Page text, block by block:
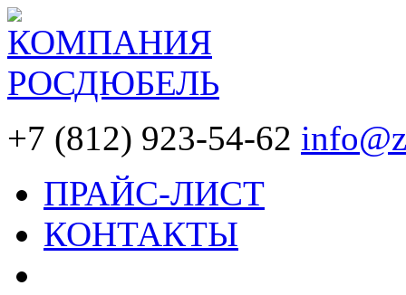
+7 (812) 923-54-62
ПРАЙС-ЛИСТ
КОНТАКТЫ